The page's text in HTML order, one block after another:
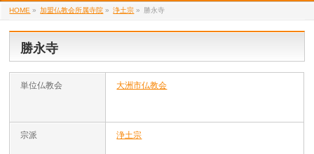
HOME » 加盟仏教会所属寺院 » 浄土宗 » 勝永寺
勝永寺
単位仏教会 大洲市仏教会
宗派 浄土宗